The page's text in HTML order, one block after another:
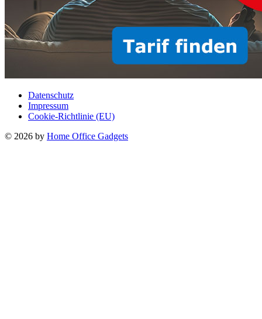
Datenschutz
Impressum
Cookie-Richtlinie (EU)
© 2026 by Home Office Gadgets